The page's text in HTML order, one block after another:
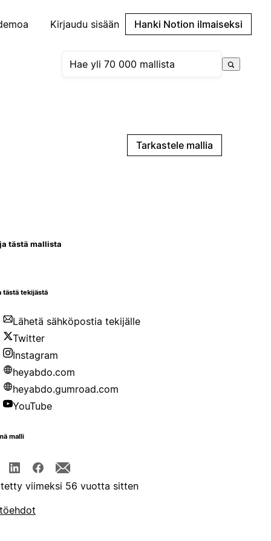
Kirjaudu sisään Hanki Notion ilmaiseksi
Tarkastele mallia
tästä mallista
tästä tekijästä
Lähetä sähköpostia tekijälle
Twitter
Instagram
heyabdo.com
heyabdo.gumroad.com
YouTube
malli
viimeksi 56 vuotta sitten